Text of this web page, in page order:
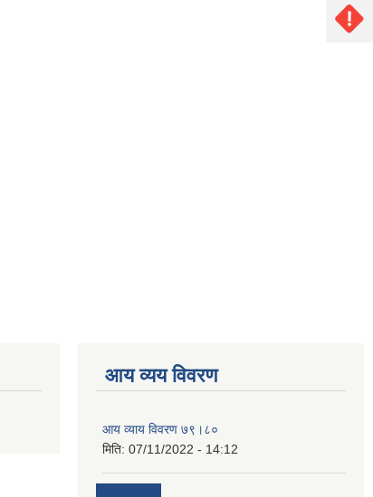
आय व्यय विवरण
आय व्याय विवरण ७९।८०
मिति: 07/11/2022 - 14:12